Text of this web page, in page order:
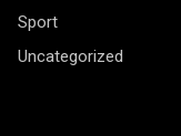
Sport
Uncategorized